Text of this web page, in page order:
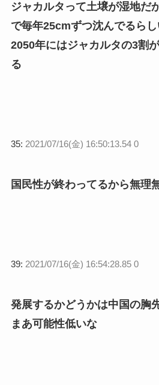
ジャカルタって土壌が湿地だ
で毎年25cmずつ沈んでるら
2050年にはジャカルタの3割
る
35: 2021/07/16(金) 16:50:13.54 0
国民性が終わってるから無理
39: 2021/07/16(金) 16:54:28.85 0
発展するかどうかは中国の胸
まあ可能性低いな